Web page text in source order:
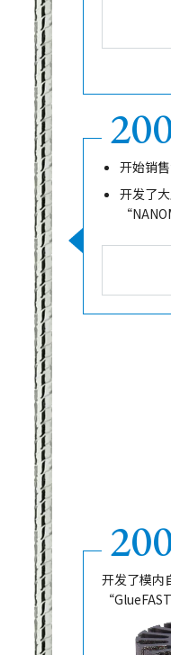
开始销
开发了
开发了模内